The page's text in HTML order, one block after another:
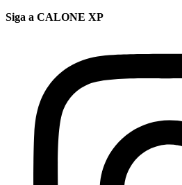
Siga a CALONE XP